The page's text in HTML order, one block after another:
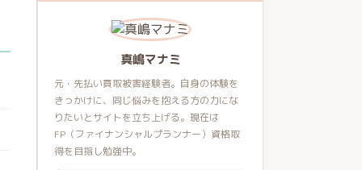
真嶋マナミ
元・先払い買取被害経験者。自身の体験を
きっかけに、同じ悩みを抱える方の力にな
りたいとサイトを立ち上げる。現在は
FP（ファイナンシャルプランナー）資格取
得を目指し勉強中。